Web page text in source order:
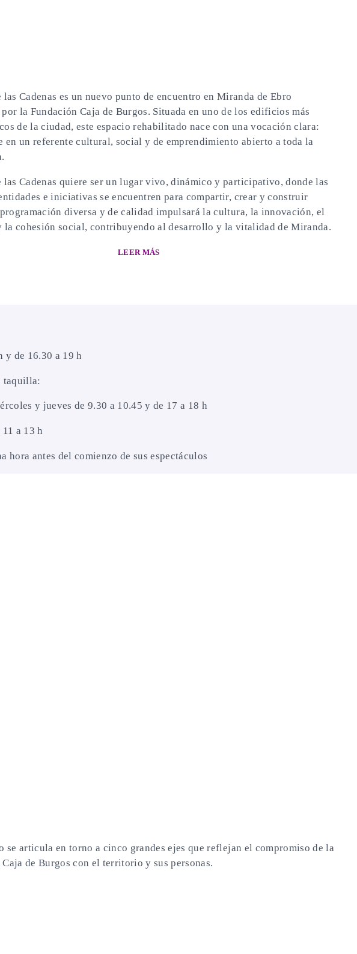
las Cadenas es un nuevo punto de encuentro en Miranda de Ebro
la Fundación Caja de Burgos. Situada en uno de los edificios más
de la ciudad, este espacio rehabilitado nace con una vocación clara:
en un referente cultural, social y de emprendimiento abierto a toda la
las Cadenas quiere ser un lugar vivo, dinámico y participativo, donde las
e iniciativas se encuentren para compartir, crear y construir
diversa y de calidad impulsará la cultura, la innovación, el
la cohesión social, contribuyendo al desarrollo y la vitalidad de Miranda.
LEER MÁS
y de 16.30 a 19 h
taquilla:
y jueves de 9.30 a 10.45 y de 17 a 18 h
a 13 h
hora antes del comienzo de sus espectáculos
se articula en torno a cinco grandes ejes que reflejan el compromiso de la
de Burgos con el territorio y sus personas.